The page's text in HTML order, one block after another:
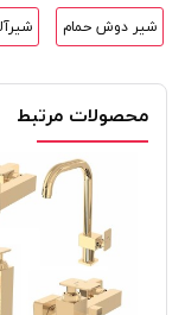
شیر دوش حمام
محصولات مرتبط